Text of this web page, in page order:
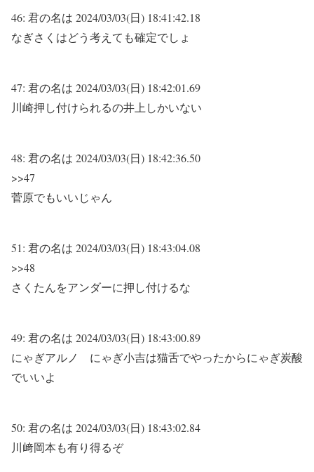
46: 君の名は 2024/03/03(日) 18:41:42.18
なぎさくはどう考えても確定でしょ
47: 君の名は 2024/03/03(日) 18:42:01.69
川崎押し付けられるの井上しかいない
48: 君の名は 2024/03/03(日) 18:42:36.50
>>47
菅原でもいいじゃん
51: 君の名は 2024/03/03(日) 18:43:04.08
>>48
さくたんをアンダーに押し付けるな
49: 君の名は 2024/03/03(日) 18:43:00.89
にゃぎアルノ にゃぎ小吉は猫舌でやったからにゃぎ炭酸
でいいよ
50: 君の名は 2024/03/03(日) 18:43:02.84
川﨑岡本も有り得るぞ